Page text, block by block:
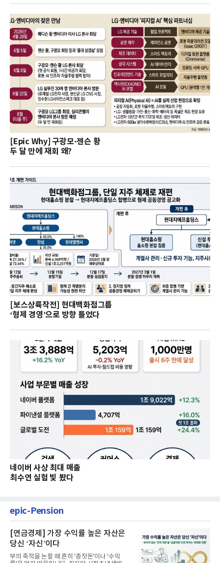
[Epic Why] 구광모-젠슨 황
두 달 만에 재회 왜?
[보스상륙작전] 현대백화점그룹
‘형제 경영’으로 방향 틀었다
네이버 사상 최대 매출
최수연 실험 빛 봤다
epic-Pension
[연금경제] 가장 수익률 높은 자산은
당신 ‘자신’이다
부의 축적을 논할 때 흔히 '종잣돈'이나 '수익